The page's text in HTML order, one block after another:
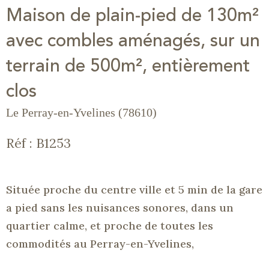
Maison de plain-pied de 130m²
avec combles aménagés, sur un
terrain de 500m², entièrement
clos
Le Perray-en-Yvelines (78610)
Réf : B1253
Située proche du centre ville et 5 min de la gare
a pied sans les nuisances sonores, dans un
quartier calme, et proche de toutes les
commodités au Perray-en-Yvelines,